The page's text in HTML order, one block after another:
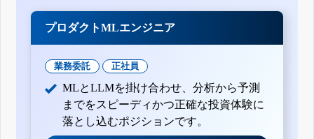
プロダクトMLエンジニア
業務委託 正社員
MLとLLMを掛け合わせ、分析から予測
までをスピーディかつ正確な投資体験に
落とし込むポジションです。